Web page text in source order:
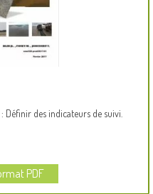
Définir des indicateurs de suivi.
PDF